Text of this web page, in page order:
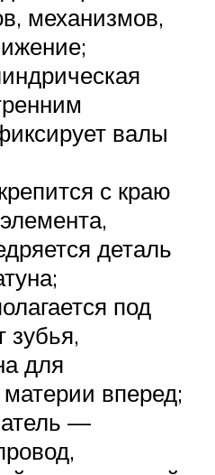
механизмов,
валы
с краю
деталь
под
зубья,
для
вперед;
—